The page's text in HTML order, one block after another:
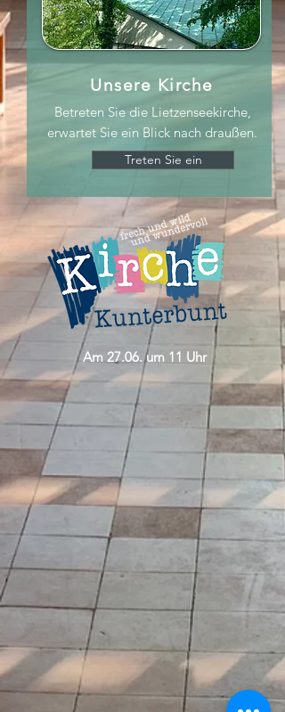
Unsere Kirche
Betreten Sie die Lietzenseekirche,
erwartet Sie ein Blick nach draußen.
Treten Sie ein
Am 27.06. um 11 Uhr